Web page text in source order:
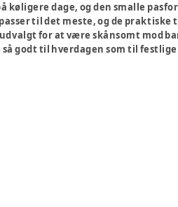
dage, og den smalle
til det meste, og de
for at være skånsomt mod
godt til hverdagen som til